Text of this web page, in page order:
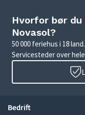
Hvorfor bør
Novasol?
50 000 feriehus i 18
Servicesteder over
Bedrift